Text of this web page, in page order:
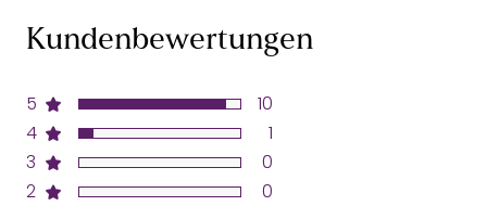
Kundenbewertungen
5
4
3
2
10
1
0
0